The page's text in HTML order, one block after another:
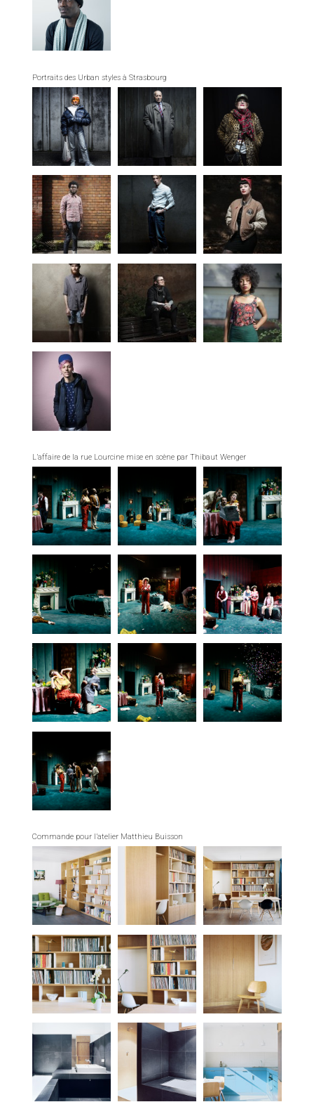
Portraits des Urban styles à Strasbourg
L’affaire de la rue Lourcine mise en scène par Thibaut Wenger
Commande pour l’atelier Matthieu Buisson